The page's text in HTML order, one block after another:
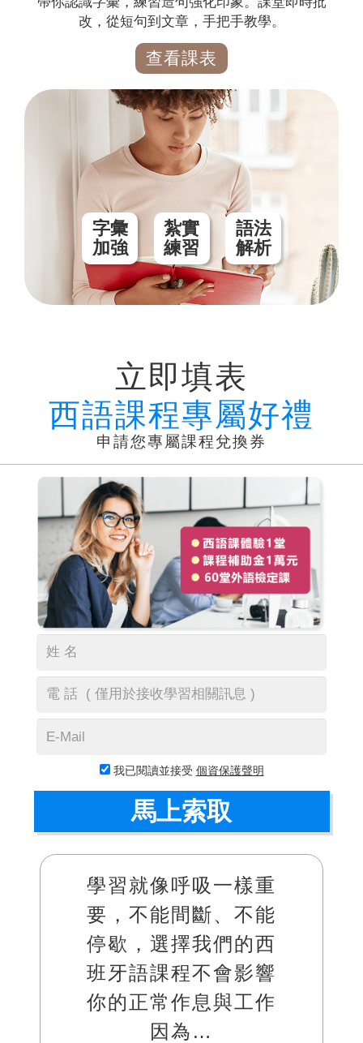
改，從短句到文章，手把手教學。
查看課表
字彙
加強
紮實
練習
語法
解析
立即填表
西語課程專屬好禮
申請您專屬課程兌換券
我已閱讀並接受 個資保護聲明
馬上索取
學習就像呼吸一樣重
要，不能間斷、不能
停歇，選擇我們的西
班牙語課程不會影響
你的正常作息與工作
因為…